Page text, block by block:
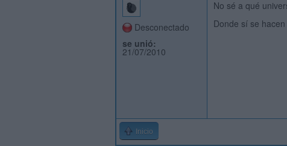
Desconectado
se unió:
21/07/2010
No sé a qué
Donde sí se
Inicio